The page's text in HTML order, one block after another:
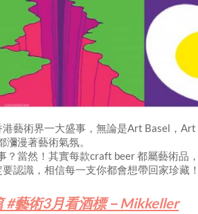
藝術界一大盛事，無論是Art Basel，
瀰漫著藝術氣氛。
？當然！其實每款craft beer 都屬藝術品
認識，相信每一支你都會想帶回家珍藏！
#藝術3月看酒標－Mikkeller